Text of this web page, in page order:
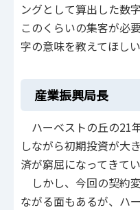
ングとして算出した数
このくらいの集客が必
字の意味を教えてほしい
産業振興局長
ハーベストの丘の21
しながら初期投資が大
済が窮屈になってきて
しかし、今回の契約
ながる面もあるが、ハ